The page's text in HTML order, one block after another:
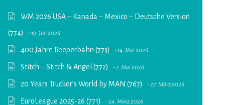
WM 2026 USA – Kanada – Mexico – Deutsche Version
(774)
19. Juli 2026
400 Jahre Reeperbahn (773) 14. Mai 2026
Stitch – Stitch & Angel (772) 7. Mai 2026
20 Years Trucker’s World by MAN (767) 27. März 2026
EuroLeague 2025-26 (771) 24. März 2026